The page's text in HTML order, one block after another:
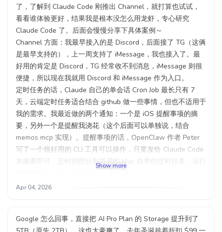
Claude Code / Claude Desktop / Cursor 等支持 MCP 协议的
工具
📦 开源地址
https://github.com/chriscurrycc/memos-mcp
#Memo #Dev #Rednote
了，了解到 Claude Code 刚推出 Channel，就打算也试试，
看看谁体验更好，结果我是根本没怎么用龙虾，专心研究
Claude Code 了。后面会慢慢分享下具体案例～
Channel 方面：我最早接入的是 Discord，后面接了 TG（这俩
是最早支持的），上一周支持了 iMessage，我也接入了。最
好用的肯定是 Discord，TG 经常收不到消息，iMessage 则很
便捷，所以现在我就用 Discord 和 iMessage 作为入口。
定时任务的话，Claude 自己的单会话 Cron Job 最长只有 7
天，云端定时任务适合结合 github 做一些事情，但也不适用于
我的需求。我最近做的两个通知：一个是 iOS 提醒事项的摘
要，另外一个是提醒我浇花（这个后面可以单独说，结合
memos mcp 实现）。提醒事项的话，OpenClaw 作者 Peter
写了一个很好用的 CLI 工具可以操作，只要发给 Claude Code
来摘要即可。定时的部分则是用的 Mac 自带的定时任务，运行
所以如果你本身就在用 Apple 生态，那么不管是 OpenClaw
#Share #Rednote
Show more
Apr 04, 2026
Google 怎么回事，直接把 AI Pro Plan 的 Storage 提升到了